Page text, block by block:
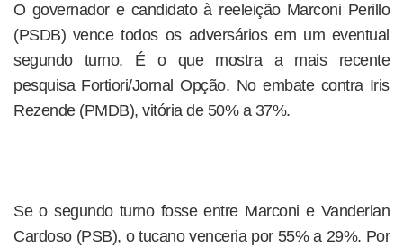
O governador e candidato à reeleição Marconi Perillo
(PSDB) vence todos os adversários em um eventual
segundo turno. É o que mostra a mais recente
pesquisa Fortiori/Jornal Opção. No embate contra Iris
Rezende (PMDB), vitória de 50% a 37%.
Se o segundo turno fosse entre Marconi e Vanderlan
Cardoso (PSB), o tucano venceria por 55% a 29%. Por